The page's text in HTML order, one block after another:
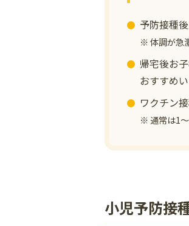
予防接種
体調が急
帰宅後お
おすすめい
ワクチン
通常は1
小児予防接